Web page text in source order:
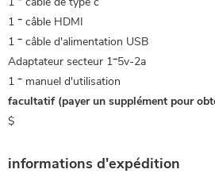
1 * câble HDMI
1 * câble d'alimentation USB
Adaptateur secteur 1*5v-2a
1 * manuel d'utilisation
facultatif (payer un supplément pour
$
informations d'expédition